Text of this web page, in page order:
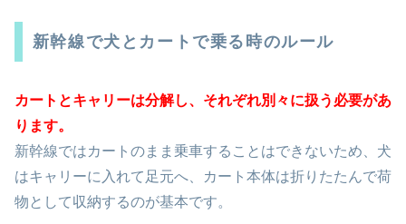
新幹線で犬とカートで乗る時のルール
カートとキャリーは分解し、それぞれ別々に扱う必要があ
ります。
新幹線ではカートのまま乗車することはできないため、犬
はキャリーに入れて足元へ、カート本体は折りたたんで荷
物として収納するのが基本です。